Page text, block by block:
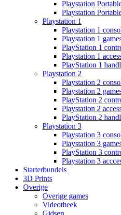
Playstation
Playstation
Playstation 1
Playstation 1
Playstation 1
PlayStation 1
Playstation 1
PlayStation 1
Playstation 2
Playstation 2
Playstation 2
PlayStation 2
Playstation 2
PlayStation 2
Playstation 3
Playstation 3
Playstation 3
PlayStation 3
Playstation 3
Starterbundels
3D Prints
Overige
Overige games
Videotheek
Gidsen